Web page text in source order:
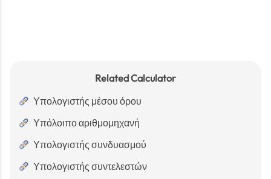
Related Calculator
Υπολογιστής μέσου όρου
Υπόλοιπο αριθμομηχανή
Υπολογιστής συνδυασμού
Υπολογιστής συντελεστών